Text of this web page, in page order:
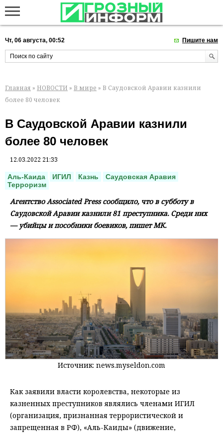
Чт, 06 августа, 00:52 Пишите нам
Главная » НОВОСТИ » В мире » В Саудовской Аравии казнили
более 80 человек
В Саудовской Аравии казнили
более 80 человек
12.03.2022 21:33
Аль-Каида ИГИЛ Казнь
Саудовская Аравия
Терроризм
Агентство Associated Press сообщило, что в субботу в
Саудовской Аравии казнили 81 преступника. Среди них
— убийцы и пособники боевиков, пишет МК.
Источник: news.myseldon.com
Как заявили власти королевства, некоторые из
казненных преступников являлись членами ИГИЛ
(организация, признанная террористической и
запрещенная в РФ), «Аль-Каиды» (движение,